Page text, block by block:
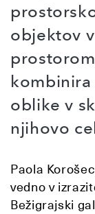
objektov
oblike v
njihovo
Paola
vedno v
Bežigrajski